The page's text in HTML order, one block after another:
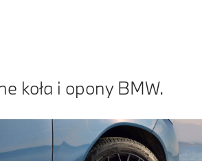
koła i opony BMW.